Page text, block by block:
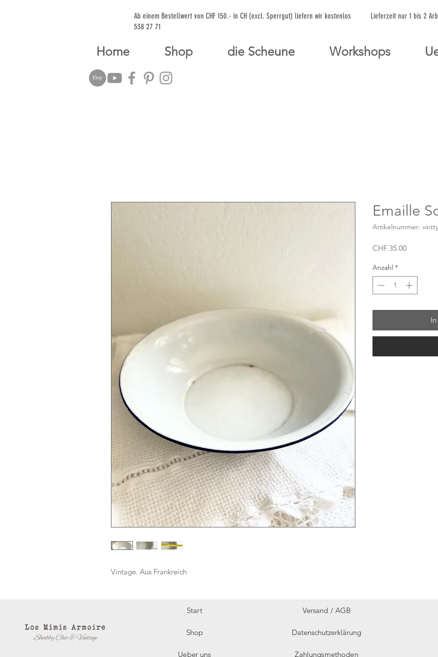
Ab einem Bestellwert von CHF 150.- in CH (excl. Sperrgut) liefern wir kostenlos Lieferzeit nur 1 bis
538 27 71
Home Shop die Scheune Workshops
Vintage. Aus Frankreich
Emaille
Artikelnummer:
CHF 35.00Preis
Anzahl *
Start
Shop
Ueber uns
Versand /AGB
Datenschutzerklärung
Zahlungsmethoden